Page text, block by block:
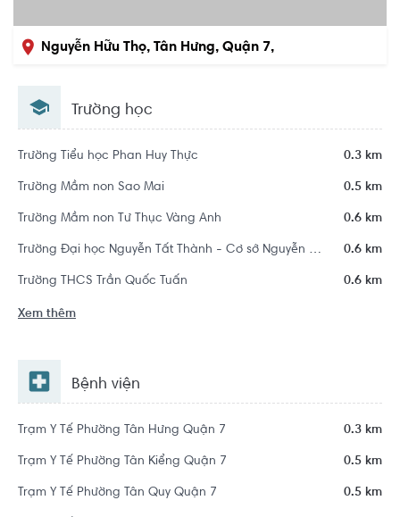
Nguyễn Hữu Thọ, Tân Hưng, Quận 7,
Trường học
Trường Tiểu học Phan Huy Thực 0.3 km
Trường Mầm non Sao Mai 0.5 km
Trường Mầm non Tư Thục Vàng Anh 0.6 km
Trường Đại học Nguyễn Tất Thành - Cơ sở Nguyễn Hữu Thọ 0.6 km
Trường THCS Trần Quốc Tuấn 0.6 km
Xem thêm
Bệnh viện
Trạm Y Tế Phường Tân Hưng Quận 7 0.3 km
Trạm Y Tế Phường Tân Kiểng Quận 7 0.5 km
Trạm Y Tế Phường Tân Quy Quận 7 0.5 km